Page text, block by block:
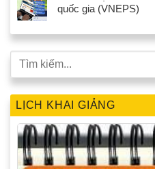
quốc gia (VNEPS)
LỊCH KHAI GIẢNG